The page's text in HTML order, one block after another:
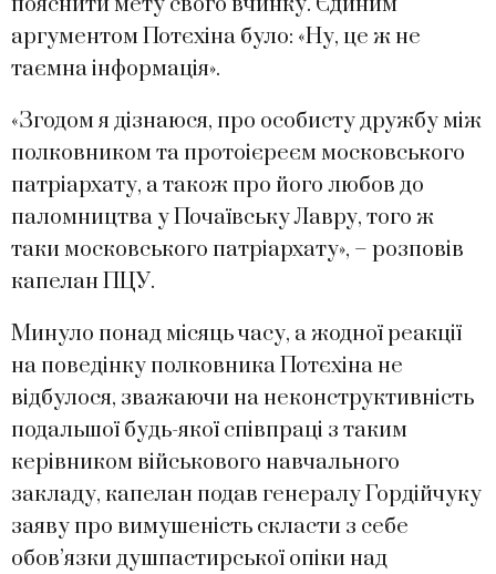
аргументом Потєхіна було: «Ну, це ж не
таємна інформація».
«Згодом я дізнаюся, про особисту дружбу між
полковником та протоієреєм московського
патріархату, а також про його любов до
паломництва у Почаївську Лавру, того ж
таки московського патріархату», – розповів
капелан ПЦУ.
Минуло понад місяць часу, а жодної реакції
на поведінку полковника Потєхіна не
відбулося, зважаючи на неконструктивність
подальшої будь-якої співпраці з таким
керівником військового навчального
закладу, капелан подав генералу Гордійчуку
заяву про вимушеність скласти з себе
обов’язки душпастирської опіки над